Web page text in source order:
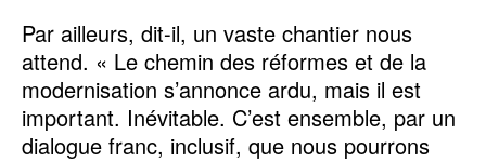
Par ailleurs, dit-il, un vaste chantier nous
attend. « Le chemin des réformes et de la
modernisation s’annonce ardu, mais il est
important. Inévitable. C’est ensemble, par un
dialogue franc, inclusif, que nous pourrons